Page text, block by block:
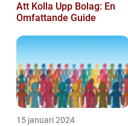
Att Kolla Upp Bolag: En
Omfattande Guide
15 januari 2024